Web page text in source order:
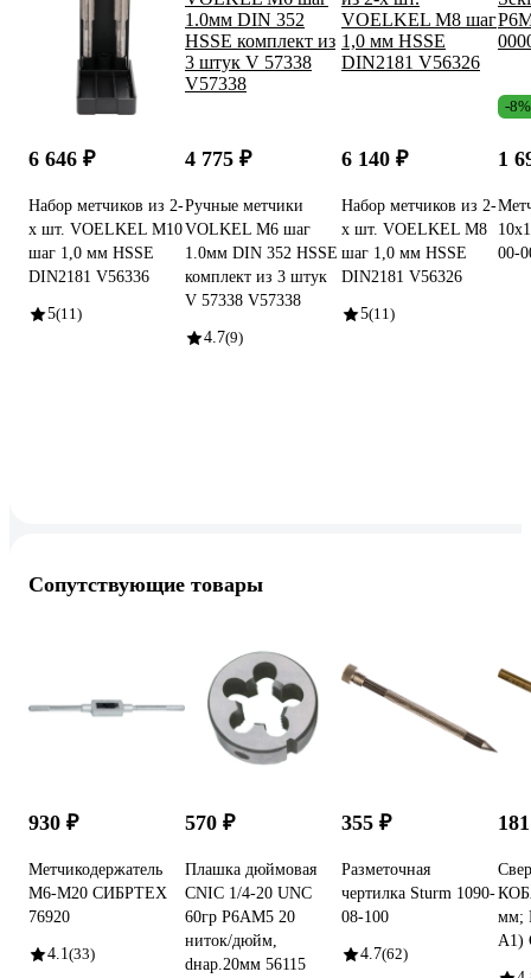
6 646 ₽
Набор метчиков из 2-
х шт. VOELKEL М10
шаг 1,0 мм HSSE
DIN2181 V56336
5(11)
4 775 ₽
Ручные метчики
VOLKEL M6 шаг
1.0мм DIN 352 HSSE
комплект из 3 штук
V 57338 V57338
4.7(9)
6 140 ₽
Набор метчиков из 2-
х шт. VOELKEL М8
шаг 1,0 мм HSSE
DIN2181 V56326
5(11)
-8%
1
00-
Сопутствующие товары
930 ₽
Метчикодержатель
М6-М20 СИБРТЕХ
76920
4.1 (33)
570 ₽
Плашка дюймовая
CNIC 1/4-20 UNC
60гр Р6АМ5 20
ниток/дюйм,
dнар.20мм 56115
355 ₽
Разметочная
чертилка Sturm 1090-
08-100
4.7(62)
мм;
А1)